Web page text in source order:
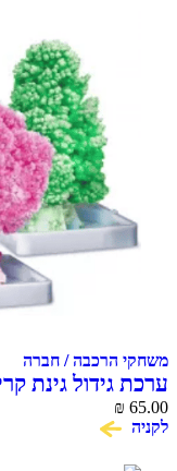
/ חברה
CRYSTAL